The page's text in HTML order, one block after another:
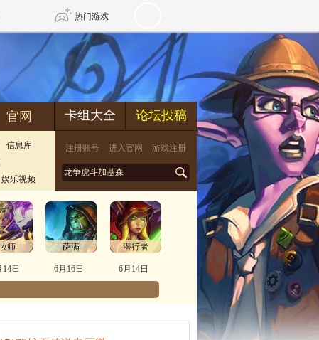
热门游戏
传奇4
剑网3旗舰版 新天龙八部
新仙侠5
官网
信息库
娱乐视频
卡组大全 论坛投稿
注册账号 进入官网 游戏注册
师
14日
萨满
6月16日
潜行者
6月14日